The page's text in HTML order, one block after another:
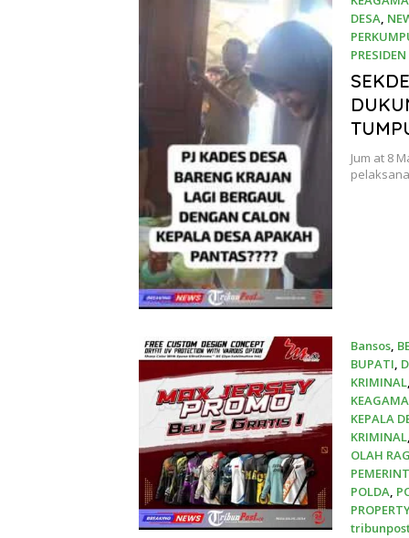
DESA,
PRESIDEN
8 Mei
Jum at 8
Bansos,
BUPATI,
KRIMINAL,
KEPALA
KRIMINAL,
OLAH
POLDA,